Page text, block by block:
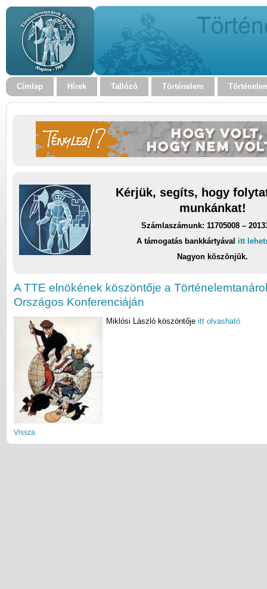
Címlap Hírek Tallózó Történelem
Kérjük, segíts, hogy
munkánkat!
Számlaszámunk: 11705008 –
A támogatás bankkártyával itt
Nagyon köszönjük.
A TTE elnökének köszöntője a
Országos Konferenciáján
Miklósi László köszöntője itt olvasható
Vissza